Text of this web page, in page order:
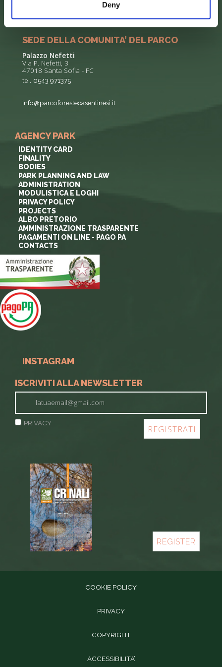
Deny
SEDE DELLA COMUNITA’ DEL PARCO
Palazzo Nefetti
Via P. Nefetti, 3
47018 Santa Sofia - FC
tel. 0543 971375
info@parcoforestecasentinesi.it
AGENCY PARK
IDENTITY CARD
FINALITY
BODIES
PARK PLANNING AND LAW
ADMINISTRATION
MODULISTICA E LOGHI
PRIVACY POLICY
PROJECTS
ALBO PRETORIO
AMMINISTRAZIONE TRASPARENTE
PAGAMENTI ON LINE - PAGO PA
CONTACTS
INSTAGRAM
ISCRIVITI ALLA NEWSLETTER
PRIVACY
REGISTER
COOKIE POLICY
PRIVACY
COPYRIGHT
ACCESSIBILITA’